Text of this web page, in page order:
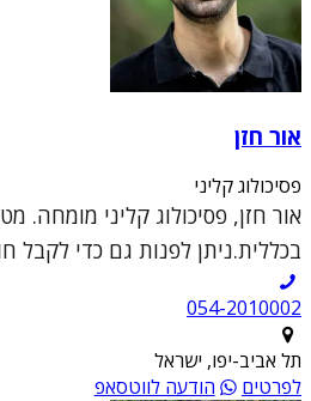
אור חזן
פסיכולוג קליני
בכללית.ניתן לפנות גם כדי לקבל
054-2010002
תל אביב-יפו, ישראל
לפרטים
הודעה לווטסאפ